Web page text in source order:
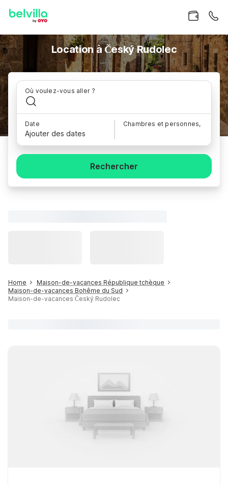
Location à Český Rudolec
Où voulez-vous aller ?
Date
Ajouter des dates
Chambres et personnes,
Rechercher
Home
Maison-de-vacances République tchèque
Maison-de-vacances Bohême du Sud
Maison-de-vacances Český Rudolec